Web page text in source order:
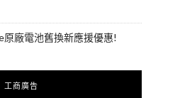
廠電池舊換新應援優惠!
工商廣告